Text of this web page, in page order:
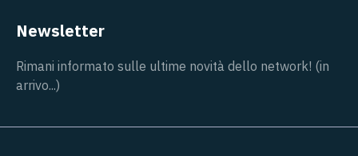
Newsletter
Rimani informato sulle ultime novità dello network! (in
arrivo...)